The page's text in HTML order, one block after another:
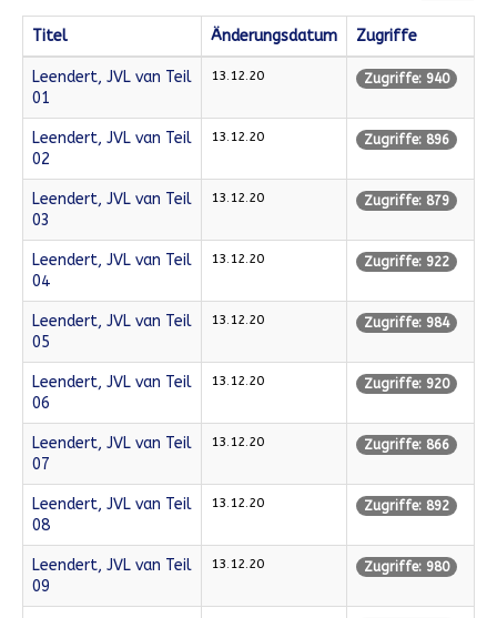
Titel Änderungsdatum Zugriffe
Leendert, JVL van Teil
01
13.12.20 Zugriffe: 940
Leendert, JVL van Teil
02
13.12.20 Zugriffe: 896
Leendert, JVL van Teil
03
13.12.20 Zugriffe: 879
Leendert, JVL van Teil
04
13.12.20 Zugriffe: 922
Leendert, JVL van Teil
05
13.12.20 Zugriffe: 984
Leendert, JVL van Teil
06
13.12.20 Zugriffe: 920
Leendert, JVL van Teil
07
13.12.20 Zugriffe: 866
Leendert, JVL van Teil
08
13.12.20 Zugriffe: 892
Leendert, JVL van Teil
09
13.12.20 Zugriffe: 980